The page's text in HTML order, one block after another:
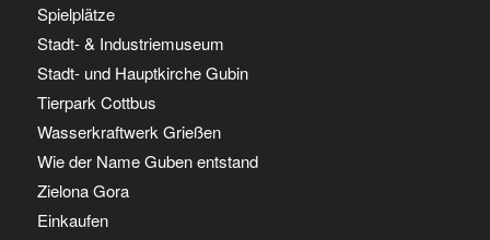
Spielplätze
Stadt- & Industriemuseum
Stadt- und Hauptkirche Gubin
Tierpark Cottbus
Wasserkraftwerk Grießen
Wie der Name Guben entstand
Zielona Gora
Einkaufen